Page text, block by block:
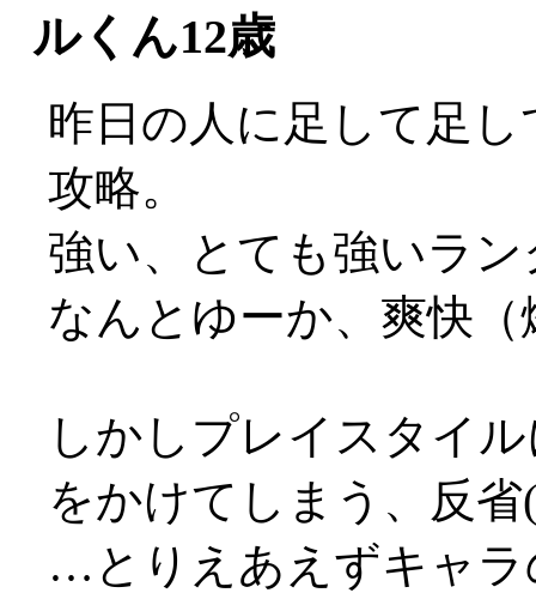
ルくん12歳
昨日の人に足して足
攻略。
強い、とても強いラ
なんとゆーか、爽快（
しかしプレイスタイ
をかけてしまう、反省
…とりえあえずキャラ